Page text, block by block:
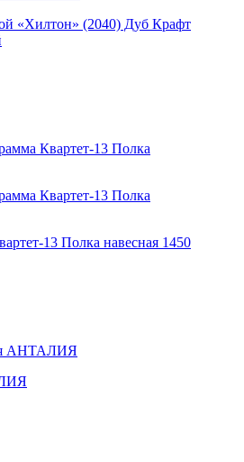
«Хилтон» (2040) Дуб Крафт
13 Полка навесная 1450